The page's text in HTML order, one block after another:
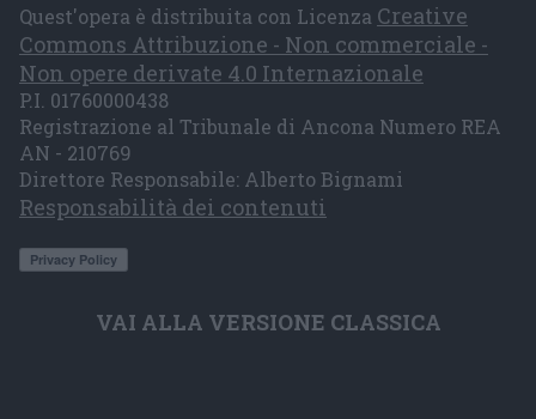
Quest'opera è distribuita con Licenza Creative
Commons Attribuzione - Non commerciale -
Non opere derivate 4.0 Internazionale
P.I. 01760000438
Registrazione al Tribunale di Ancona Numero REA
AN - 210769
Direttore Responsabile: Alberto Bignami
Responsabilità dei contenuti
VAI ALLA VERSIONE CLASSICA